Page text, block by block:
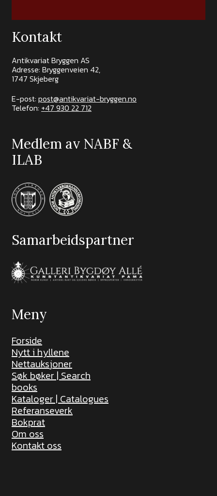
Kontakt
Antikvariat Bryggen AS
Adresse: Bryggenveien 42,
1747 Skjeberg
E-post: post@antikvariat-bryggen.no
Telefon: +47 930 22 712
Medlem av NABF &
ILAB
Samarbeidspartner
Meny
Forside
Nytt i hyllene
Nettauksjoner
Søk bøker | Search
books
Kataloger | Catalogues
Referanseverk
Bokprat
Om oss
Kontakt oss